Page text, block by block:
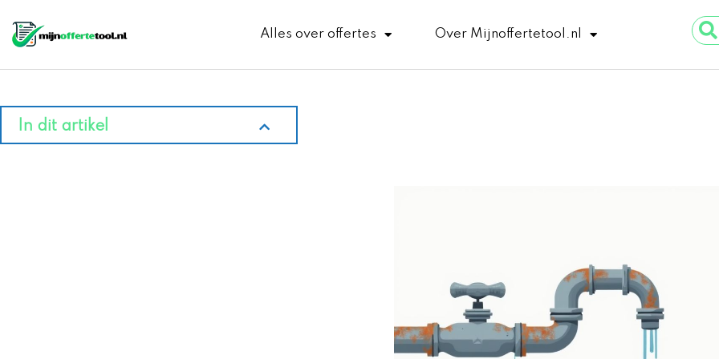
naar
de
inhoud
Alles over offertes Over Mijnoffertetool.nl
...
In dit artikel